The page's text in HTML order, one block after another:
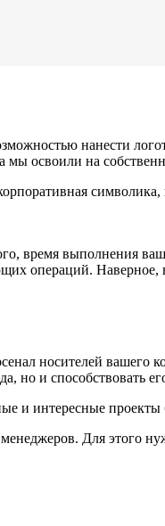
нанести
мы освоили на
выполнения
операций. Наверное,
носителей вашего
но и способствовать
и интересные проекты
Для этого